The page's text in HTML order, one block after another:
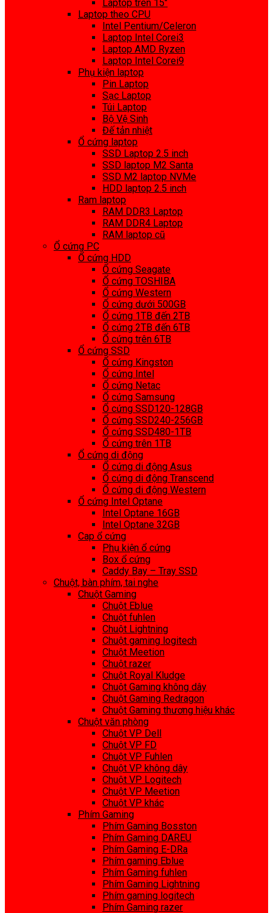
Laptop trên 15″
Laptop theo CPU
Intel Pentium/Celeron
Laptop Intel Corei3
Laptop AMD Ryzen
Laptop Intel Corei9
Phụ kiện laptop
Pin Laptop
Sạc Laptop
Túi Laptop
Bộ Vệ Sinh
Đế tản nhiệt
Ổ cứng laptop
SSD Laptop 2.5 inch
SSD laptop M2 Santa
SSD M2 laptop NVMe
HDD laptop 2.5 inch
Ram laptop
RAM DDR3 Laptop
RAM DDR4 Laptop
RAM laptop cũ
Ổ cứng PC
Ổ cứng HDD
Ổ cứng Seagate
Ổ cứng TOSHIBA
Ổ cứng Western
Ổ cứng dưới 500GB
Ổ cứng 1TB đến 2TB
Ổ cứng 2TB đến 6TB
Ổ cứng trên 6TB
Ổ cứng SSD
Ổ cứng Kingston
Ổ cứng Intel
Ổ cứng Netac
Ổ cứng Samsung
Ổ cứng SSD120-128GB
Ổ cứng SSD240-256GB
Ổ cứng SSD480-1TB
Ổ cứng trên 1TB
Ổ cứng di động
Ổ cứng di động Asus
Ổ cứng di động Transcend
Ổ cứng di động Western
Ổ cứng Intel Optane
Intel Optane 16GB
Intel Optane 32GB
Cap ổ cứng
Phụ kiện ổ cứng
Box ổ cứng
Caddy Bay – Tray SSD
Chuột, bàn phím, tai nghe
Chuột Gaming
Chuột Eblue
Chuột fuhlen
Chuột Lightning
Chuột gaming logitech
Chuột Meetion
Chuột razer
Chuột Royal Kludge
Chuột Gaming không dây
Chuột Gaming Redragon
Chuột Gaming thương hiệu khác
Chuột văn phòng
Chuột VP Dell
Chuột VP FD
Chuột VP Fuhlen
Chuột VP không dây
Chuột VP Logitech
Chuột VP Meetion
Chuột VP khác
Phím Gaming
Phím Gaming Bosston
Phím Gaming DAREU
Phím Gaming E-DRa
Phím gaming Eblue
Phím Gaming fuhlen
Phím Gaming Lightning
Phím gaming logitech
Phím Gaming razer